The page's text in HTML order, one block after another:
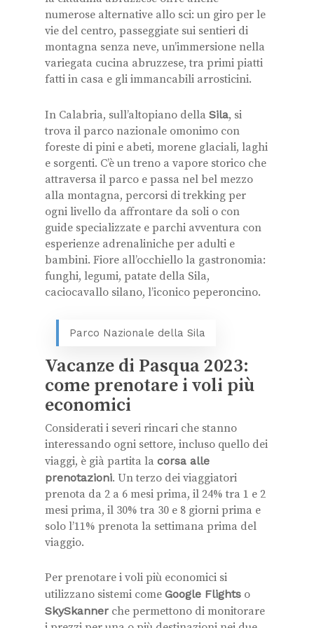
numerose alternative allo sci: un giro per le
vie del centro, passeggiate sui sentieri di
montagna senza neve, un’immersione nella
variegata cucina abruzzese, tra primi piatti
fatti in casa e gli immancabili arrosticini.
In Calabria, sull’altopiano della Sila, si
trova il parco nazionale omonimo con
foreste di pini e abeti, morene glaciali, laghi
e sorgenti. C’è un treno a vapore storico che
attraversa il parco e passa nel bel mezzo
alla montagna, percorsi di trekking per
ogni livello da affrontare da soli o con
guide specializzate e parchi avventura con
esperienze adrenaliniche per adulti e
bambini. Fiore all’occhiello la gastronomia:
funghi, legumi, patate della Sila,
caciocavallo silano, l’iconico peperoncino.
Parco Nazionale della Sila
Vacanze di Pasqua 2023:
come prenotare i voli più
economici
Considerati i severi rincari che stanno
interessando ogni settore, incluso quello dei
viaggi, è già partita la corsa alle
prenotazioni. Un terzo dei viaggiatori
prenota da 2 a 6 mesi prima, il 24% tra 1 e 2
mesi prima, il 30% tra 30 e 8 giorni prima e
solo l’11% prenota la settimana prima del
viaggio.
Per prenotare i voli più economici si
utilizzano sistemi come Google Flights o
SkySkanner che permettono di monitorare